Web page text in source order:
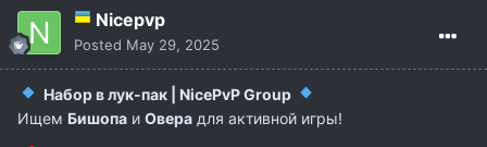
Nicepvp
Posted May 29, 2025
Набор в лук-пак | NicePvP Group
Ищем Бишопа и Овера для активной игры!